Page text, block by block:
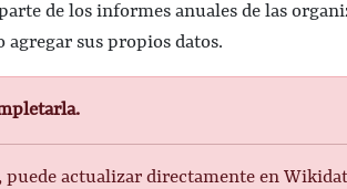
de los informes anuales de las
sus propios datos.
actualizar directamente en